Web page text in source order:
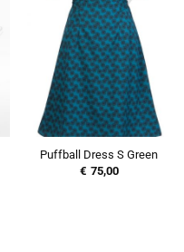
Puffball Dress S Green
€ 75,00